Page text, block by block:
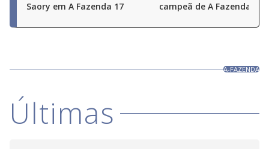
Saory em A Fazenda 17
campeã de A Fazenda 17
A-FAZENDA
Últimas